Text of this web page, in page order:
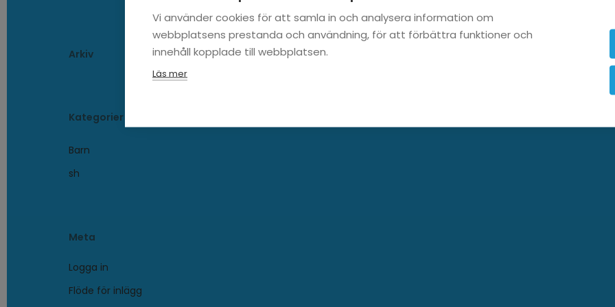
Vi använder cookies för att samla in och analysera information om
webbplatsens prestanda och användning, för att förbättra funktioner och
innehåll kopplade till webbplatsen.
Läs mer
Arkiv
Kategorier
Barn
sh
Meta
Logga in
Flöde för inlägg